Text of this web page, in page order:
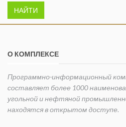
НАЙТИ
О КОМПЛЕКСЕ
Программно-информационный
составляет более 1000
угольной и нефтяной
находятся в открытом доступе.